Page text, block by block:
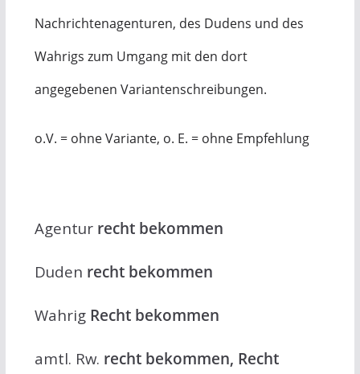
Nachrichtenagenturen, des Dudens und des
Wahrigs zum Umgang mit den dort
angegebenen Variantenschreibungen.
o.V. = ohne Variante, o. E. = ohne Empfehlung
Agentur recht bekommen
Duden recht bekommen
Wahrig Recht bekommen
amtl. Rw. recht bekommen, Recht